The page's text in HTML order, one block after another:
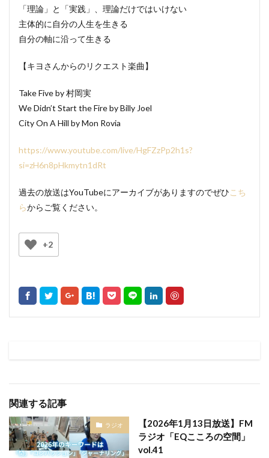
「理論」と「実践」、理論だけではいけない
主体的に自分の人生を生きる
自分の軸に沿って生きる
【キヨさんからのリクエスト楽曲】
Take Five by 村岡実
We Didn’t Start the Fire by Billy Joel
City On A Hill by Mon Rovia
https://www.youtube.com/live/HgFZzPp2h1s?
si=zH6n8pHkmytn1dRt
過去の放送はYouTubeにアーカイブがありますのでぜひ こち
らからご覧ください。
+2
関連する記事
ラジオ
【2026年1月13日放送】FM
ラジオ「EQこころの空間」
vol.41